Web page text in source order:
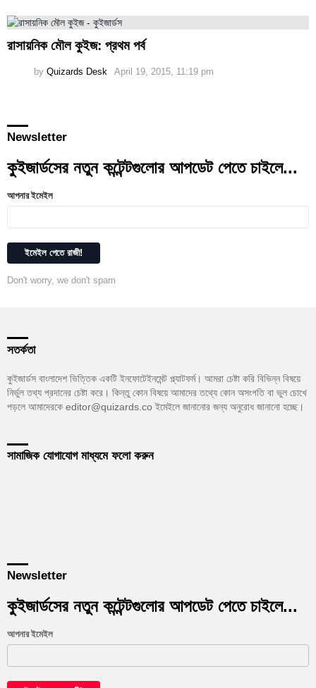
রাসায়নিক মৌল কুইজ: প্রথম পর্ব
by Quizards Desk April 19, 2015, 11:19 pm
Newsletter
কুইজার্ডসের নতুন কন্টেন্টগুলোর আপডেট পেতে চাইলে...
আপনার ইমেইল
Don't worry, we don't spam
সতর্কতা
কুইজার্ডস বাংলাদেশ ভিত্তিক একটি ইনফোটেইনমেন্ট প্ল্যাটফর্ম। আমরা চেষ্টা করি বিভিন্ন বিষয়ে
নির্ভুল তথ্য প্রদানের চেষ্টা করে। কিন্তু কোন বিষয়ে আমাদের তথ্যে কোন অসংগতি বা ভুল চোখে
পড়লে আমাদেরকে editor@quizards.co ইমেইলে জানানোর জন্য অনুরোধ জানানো হচ্ছে।
সামাজিক যোগাযোগ মাধ্যমে ফলো করুন
Newsletter
কুইজার্ডসের নতুন কন্টেন্টগুলোর আপডেট পেতে চাইলে...
আপনার ইমেইল